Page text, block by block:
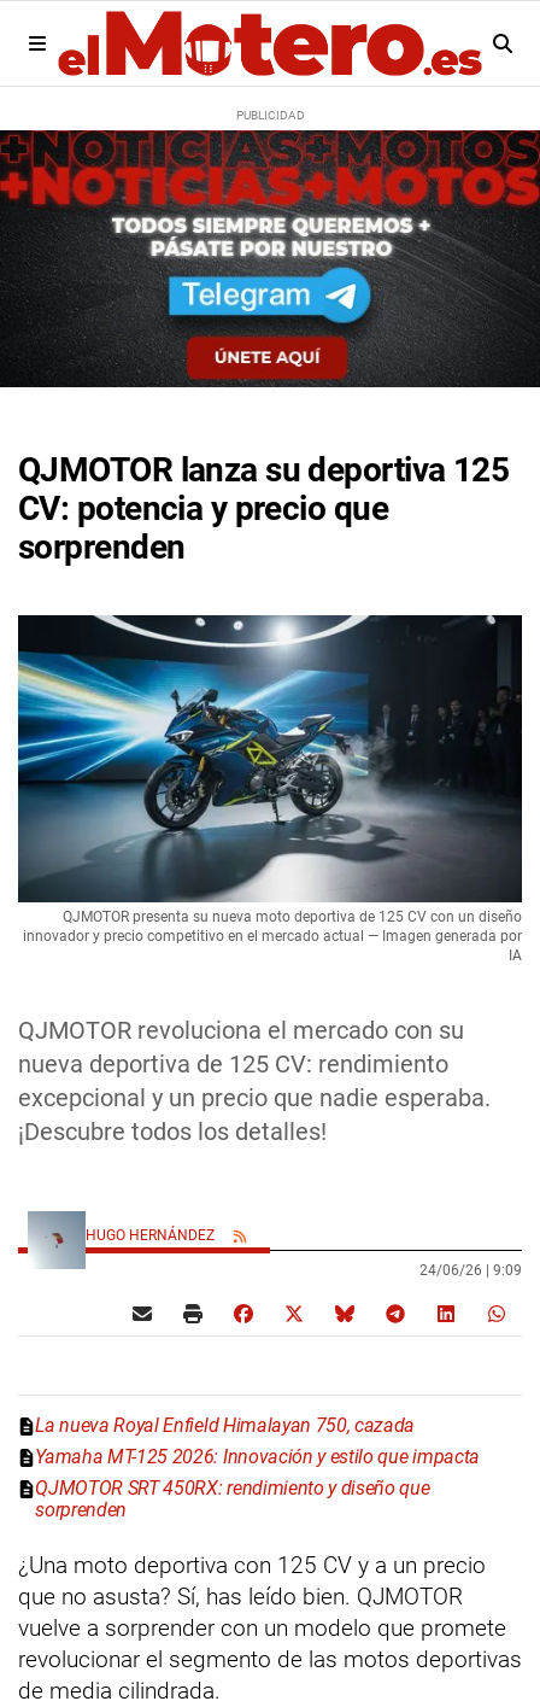
QJMOTOR lanza su deportiva 125
CV: potencia y precio que
sorprenden
QJMOTOR revoluciona el mercado con su
nueva deportiva de 125 CV: rendimiento
excepcional y un precio que nadie esperaba.
¡Descubre todos los detalles!
QJMOTOR presenta su nueva moto deportiva de 125 CV con un diseño
innovador y precio competitivo en el mercado actual — Imagen generada por
IA
HUGO HERNÁNDEZ
24/06/26 | 9:09
La nueva Royal Enfield Himalayan 750, cazada
Yamaha MT-125 2026: Innovación y estilo que impacta
QJMOTOR SRT 450RX: rendimiento y diseño que
sorprenden
¿Una moto deportiva con 125 CV y a un precio
que no asusta? Sí, has leído bien. QJMOTOR
vuelve a sorprender con un modelo que promete
revolucionar el segmento de las motos deportivas
de media cilindrada.